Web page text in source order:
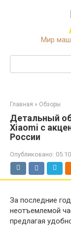
Мир
Главная » Обзоры
Детальный
Xiaomi с
России
Опубликовано:
За последние
неотъемлемой
предлагая